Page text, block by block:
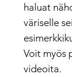
haluat
väriselle
Voit myös
videoita.